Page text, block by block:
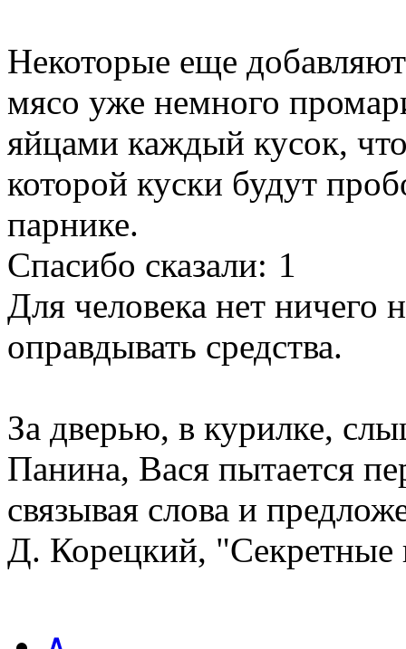
Некоторые еще
мясо уже немного
яйцами каждый кусок,
которой куски будут
парнике.
Спасибо сказали: 1
Для человека нет ничего
оправдывать средства.
За дверью, в курилке,
Панина, Вася пытается
связывая слова и
Д. Корецкий, "Секретные